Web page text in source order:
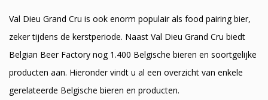
Val Dieu Grand Cru is ook enorm populair als food pairing bier,
zeker tijdens de kerstperiode. Naast Val Dieu Grand Cru biedt
Belgian Beer Factory nog 1.400 Belgische bieren en soortgelijke
producten aan. Hieronder vindt u al een overzicht van enkele
gerelateerde Belgische bieren en producten.